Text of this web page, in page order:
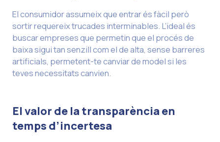
El consumidor assumeix que entrar és fàcil però
sortir requereix trucades interminables. L’ideal és
buscar empreses que permetin que el procés de
baixa sigui tan senzill com el de alta, sense barreres
artificials, permetent-te canviar de model si les
teves necessitats canvien.
El valor de la transparència en
temps d’incertesa